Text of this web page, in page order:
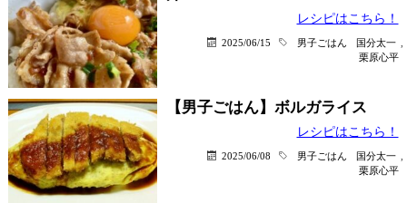
レシピはこちら！
2025/06/15 男子ごはん 国分太一
栗原心平
【男子ごはん】ボルガライス
レシピはこちら！
2025/06/08 男子ごはん 国分太一
栗原心平